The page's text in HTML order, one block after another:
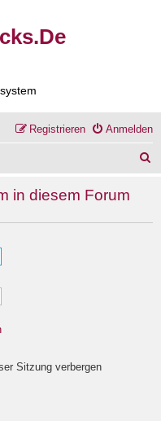
Anmelden
Registrieren
in diesem Forum
Sitzung verbergen